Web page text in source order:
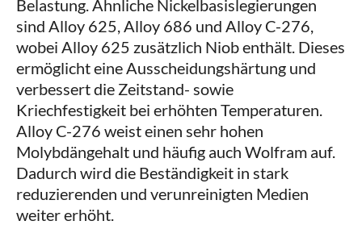
Belastung. Ähnliche Nickelbasislegierungen
sind Alloy 625, Alloy 686 und Alloy C-276,
wobei Alloy 625 zusätzlich Niob enthält. Dieses
ermöglicht eine Ausscheidungshärtung und
verbessert die Zeitstand- sowie
Kriechfestigkeit bei erhöhten Temperaturen.
Alloy C-276 weist einen sehr hohen
Molybdängehalt und häufig auch Wolfram auf.
Dadurch wird die Beständigkeit in stark
reduzierenden und verunreinigten Medien
weiter erhöht.